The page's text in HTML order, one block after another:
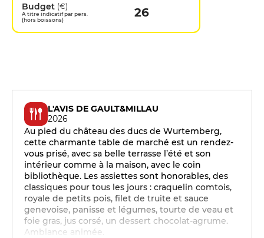
Budget (€)
A titre indicatif par pers.
(hors boissons)
26
L'AVIS DE GAULT&MILLAU
2026
Au pied du château des ducs de Wurtemberg,
cette charmante table de marché est un rendez-
vous prisé, avec sa belle terrasse l’été et son
intérieur comme à la maison, avec le coin
bibliothèque. Les assiettes sont honorables, des
classiques pour tous les jours : craquelin comtois,
royale de petits pois, filet de truite et sauce
genevoise, panisse et légumes, tourte de veau et
foie gras, jus corsé, un dessert chocolat-agrume.
Ambiance animée.